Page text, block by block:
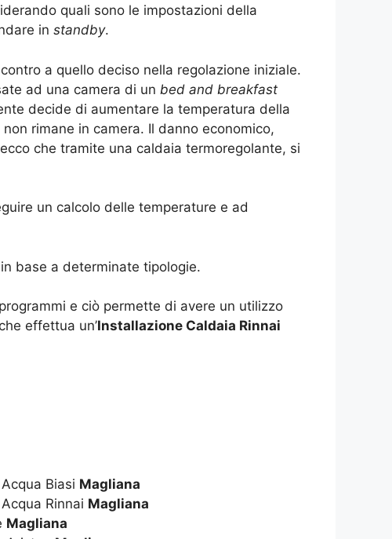
quali sono le impostazioni della
in standby.
a quello deciso nella regolazione iniziale.
ad una camera di un bed and breakfast
decide di aumentare la temperatura della
rimane in camera. Il danno economico,
che tramite una caldaia termoregolante, si
un calcolo delle temperature e ad
base a determinate tipologie.
e ciò permette di avere un utilizzo
effettua un’Installazione Caldaia Rinnai
Biasi Magliana
Rinnai Magliana
Magliana